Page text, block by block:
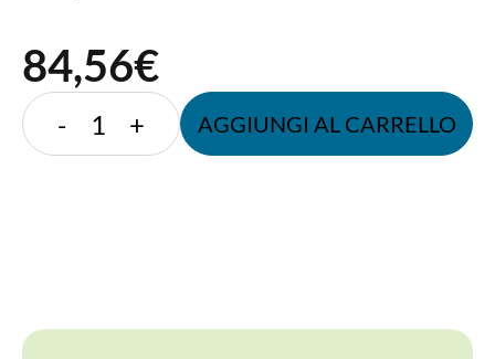
84,56€
-
PORTA
TRAMEZZINO
+ AGGIUNGI AL CARRELLO